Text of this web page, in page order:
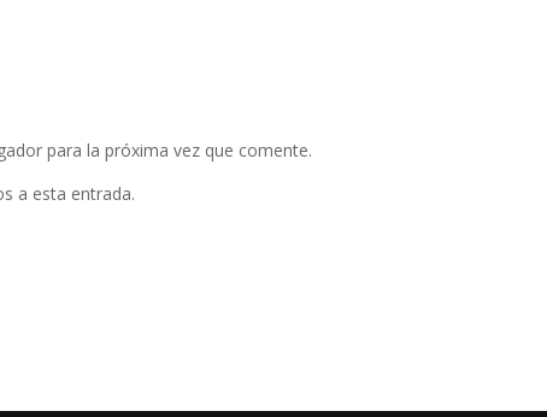
para la próxima vez que comente.
a esta entrada.